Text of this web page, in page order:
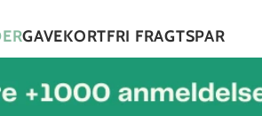
GAVEKORTFRI FRAGTSPAR